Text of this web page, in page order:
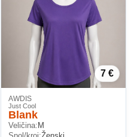
7 €
AWDIS
Just Cool
Blank
Veličina: M